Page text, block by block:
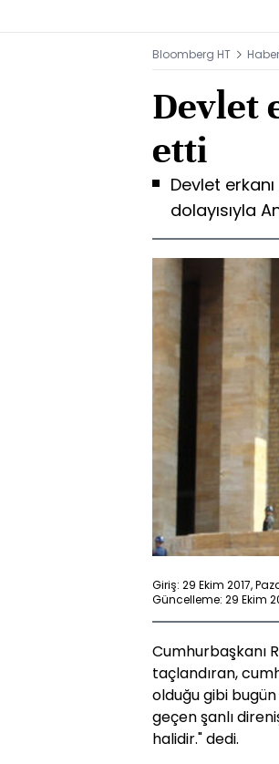
Bloomberg HT
Devlet
etti
Devlet
dolayısıyla
Giriş: 29 Ekim 2017,
Güncelleme: 29 Ekim
Cumhurbaşkanı
taçlandıran,
olduğu gibi
geçen şanlı
halidir." dedi.